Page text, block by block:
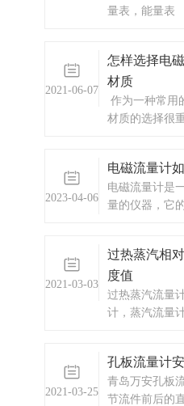
量表，能量表
2021-06-07
怎样选择电
材质
作为一种常用
材质的选择很
极以及衬里材
2023-04-06
电磁流量计
电磁流量计是
量的仪器，它
中运动会产生
感应定律，电
液体的流速成
可以得到流体
2021-03-03
过热蒸汽相
度值
过热蒸汽流量
计，蒸汽流量
2021-03-25
孔板流量计
青岛万安孔板
节流件前后的